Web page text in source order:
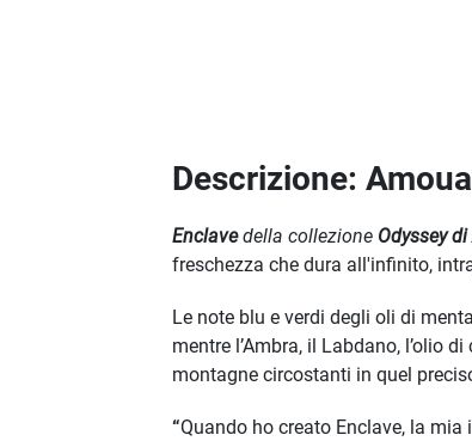
Descrizione:
Enclavedella collezione Odyssey
freschezza che dura all'infinito,
Le note blu e verdi degli oli di
mentre l’Ambra, il Labdano, l’olio
montagne circostanti in quel
“Quando ho creato Enclave, la